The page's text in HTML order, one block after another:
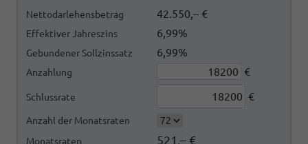
Nettodarlehensbetrag 42.550,– €
Effektiver Jahreszins 6,99%
Gebundener Sollzinssatz 6,99%
Anzahlung €
Schlussrate €
Anzahl der Monatsraten
Monatsraten
521,– €